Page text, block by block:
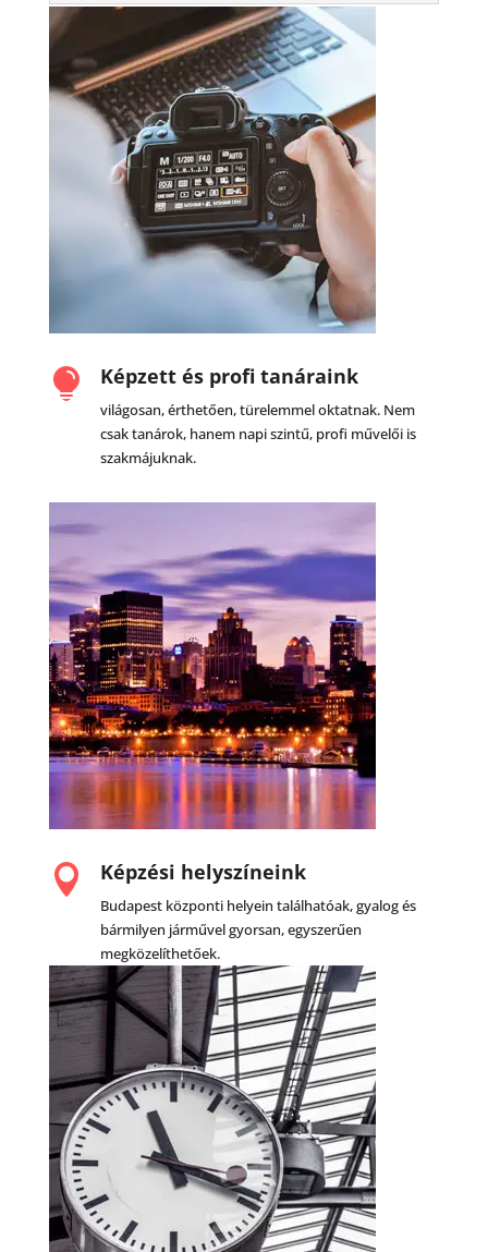
 Képzett és profi tanáraink
világosan, érthetően, türelemmel oktatnak. Nem
csak tanárok, hanem napi szintű, profi művelői is
szakmájuknak.
 Képzési helyszíneink
Budapest központi helyein találhatóak, gyalog és
bármilyen járművel gyorsan, egyszerűen
megközelíthetőek.